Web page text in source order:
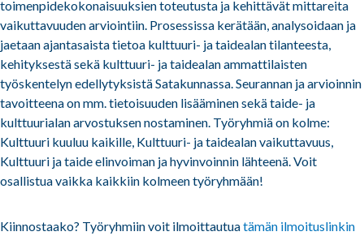
toimenpidekokonaisuuksien toteutusta ja kehittävät mittareita
vaikuttavuuden arviointiin. Prosessissa kerätään, analysoidaan ja
jaetaan ajantasaista tietoa kulttuuri- ja taidealan tilanteesta,
kehityksestä sekä kulttuuri- ja taidealan ammattilaisten
työskentelyn edellytyksistä Satakunnassa. Seurannan ja arvioinnin
tavoitteena on mm. tietoisuuden lisääminen sekä taide- ja
kulttuurialan arvostuksen nostaminen. Työryhmiä on kolme:
Kulttuuri kuuluu kaikille, Kulttuuri- ja taidealan vaikuttavuus,
Kulttuuri ja taide elinvoiman ja hyvinvoinnin lähteenä. Voit
osallistua vaikka kaikkiin kolmeen työryhmään!
Kiinnostaako? Työryhmiin voit ilmoittautuatämän ilmoituslinkin